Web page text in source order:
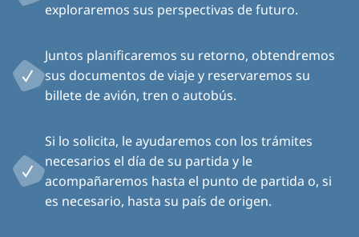
exploraremos sus perspectivas de futuro.
Juntos planificaremos su retorno, obtendremos
sus documentos de viaje y reservaremos su
billete de avión, tren o autobús.
Si lo solicita, le ayudaremos con los trámites
necesarios el día de su partida y le
acompañaremos hasta el punto de partida o, si
es necesario, hasta su país de origen.